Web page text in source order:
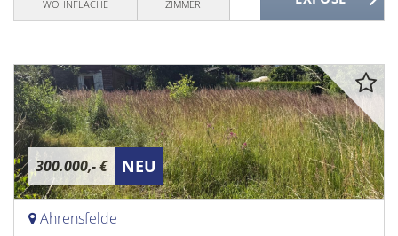
WOHNFLÄCHE
ZIMMER
300.000,- € NEU
Ahrensfelde